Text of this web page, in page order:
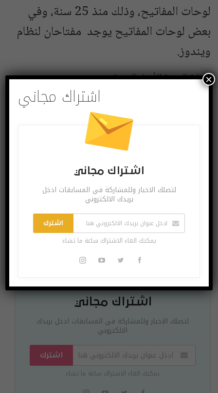
لوحات المفاتيح، وذلك منذ 25 سنة، وفي
بعض لوحات المفاتيح يوجد مفتاحان لنظام
ويندوز.
البوابة العربية للأخبار التقنية
Facebook
Twitter
اشتراك مجاني
لتصلك الاخبار وللمشاركة في المسابقات ادخل بريدك
الالكتروني
اشترك
يمكنك الغاء الاشتراك ساعة ما تشاء
اشتراك مجاني
اشتراك مجاني
لتصلك الاخبار وللمشاركة في المسابقات ادخل
بريدك الالكتروني
اشترك
يمكنك الغاء الاشتراك ساعة ما تشاء
×